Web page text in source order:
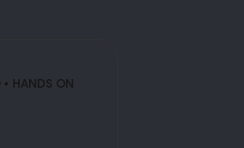
HANDS ON